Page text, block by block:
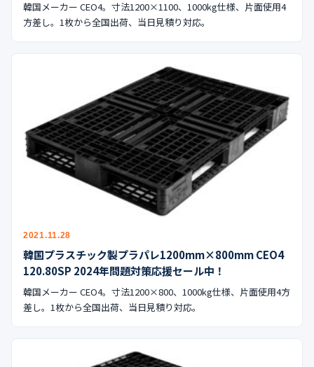
韓国メーカー CEO4。寸法1200×1100、1000kg仕様、片面使用4
方差し。1枚から全国出荷、当日見積り対応。
2021.11.28
韓国プラスチック製プラパレ1200mm×800mm CEO4
120.80SP 2024年問題対策応援セール中！
韓国メーカー CEO4。寸法1200×800、1000kg仕様、片面使用4方
差し。1枚から全国出荷、当日見積り対応。